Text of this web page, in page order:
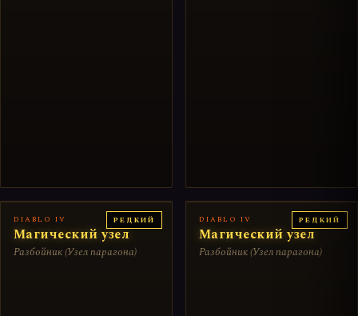
РЕДКИЙ
DIABLO IV
Магический узел
Разбойник (Узел парагона)
РЕДКИЙ
DIABLO IV
Магический узел
Разбойник (Узел парагона)